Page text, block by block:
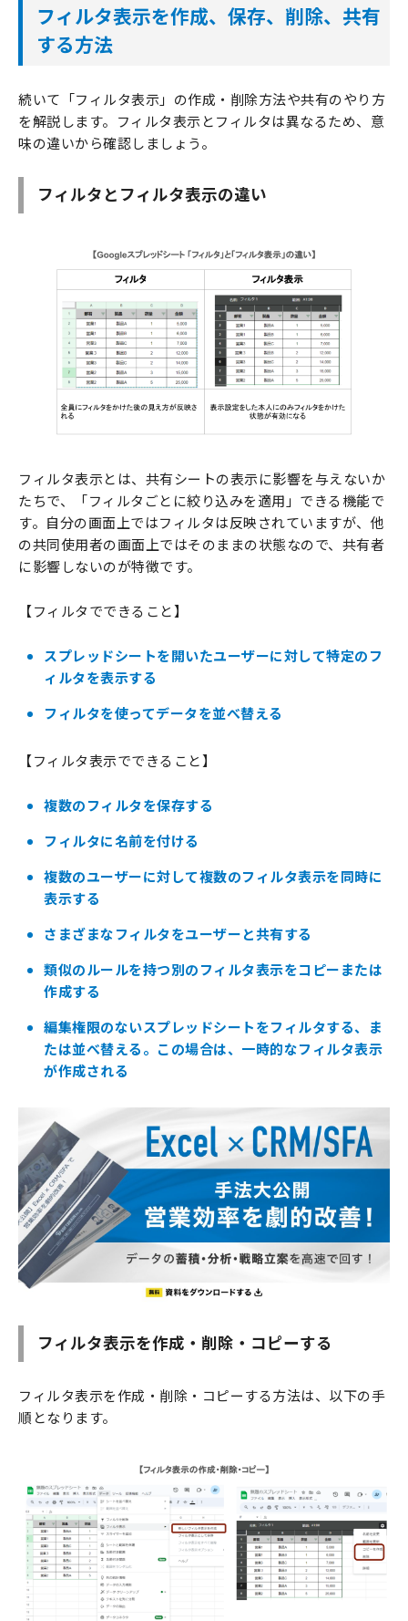
フィルタ表示を作成、保存、削除、共有
する方法
続いて「フィルタ表示」の作成・削除方法や共有のやり方
を解説します。フィルタ表示とフィルタは異なるため、意
味の違いから確認しましょう。
フィルタとフィルタ表示の違い
フィルタ表示とは、共有シートの表示に影響を与えないか
たちで、「フィルタごとに絞り込みを適用」できる機能で
す。自分の画面上ではフィルタは反映されていますが、他
の共同使用者の画面上ではそのままの状態なので、共有者
に影響しないのが特徴です。
【フィルタでできること】
スプレッドシートを開いたユーザーに対して特定のフ
ィルタを表示する
フィルタを使ってデータを並べ替える
【フィルタ表示でできること】
複数のフィルタを保存する
フィルタに名前を付ける
複数のユーザーに対して複数のフィルタ表示を同時に
表示する
さまざまなフィルタをユーザーと共有する
類似のルールを持つ別のフィルタ表示をコピーまたは
作成する
編集権限のないスプレッドシートをフィルタする、ま
たは並べ替える。この場合は、一時的なフィルタ表示
が作成される
フィルタ表示を作成・削除・コピーする
フィルタ表示を作成・削除・コピーする方法は、以下の手
順となります。